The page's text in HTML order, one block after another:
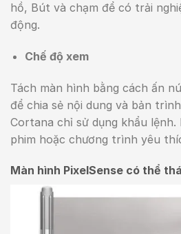
hồ, Bút và chạm để có trải
động.
Chế độ xem
Tách màn hình bằng cách ấn
để chia sẻ nội dung và bản
Cortana chỉ sử dụng khẩu lệnh.
phim hoặc chương trình yêu
Màn hình PixelSense có thể